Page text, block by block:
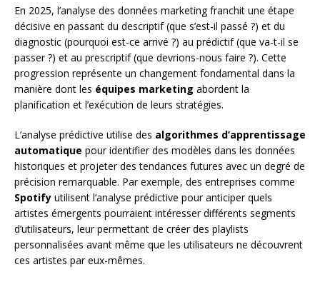
En 2025, l’analyse des données marketing franchit une étape
décisive en passant du descriptif (que s’est-il passé ?) et du
diagnostic (pourquoi est-ce arrivé ?) au prédictif (que va-t-il se
passer ?) et au prescriptif (que devrions-nous faire ?). Cette
progression représente un changement fondamental dans la
manière dont les équipes marketing abordent la
planification et l’exécution de leurs stratégies.
L’analyse prédictive utilise des algorithmes d’apprentissage
automatique pour identifier des modèles dans les données
historiques et projeter des tendances futures avec un degré de
précision remarquable. Par exemple, des entreprises comme
Spotify utilisent l’analyse prédictive pour anticiper quels
artistes émergents pourraient intéresser différents segments
d’utilisateurs, leur permettant de créer des playlists
personnalisées avant même que les utilisateurs ne découvrent
ces artistes par eux-mêmes.